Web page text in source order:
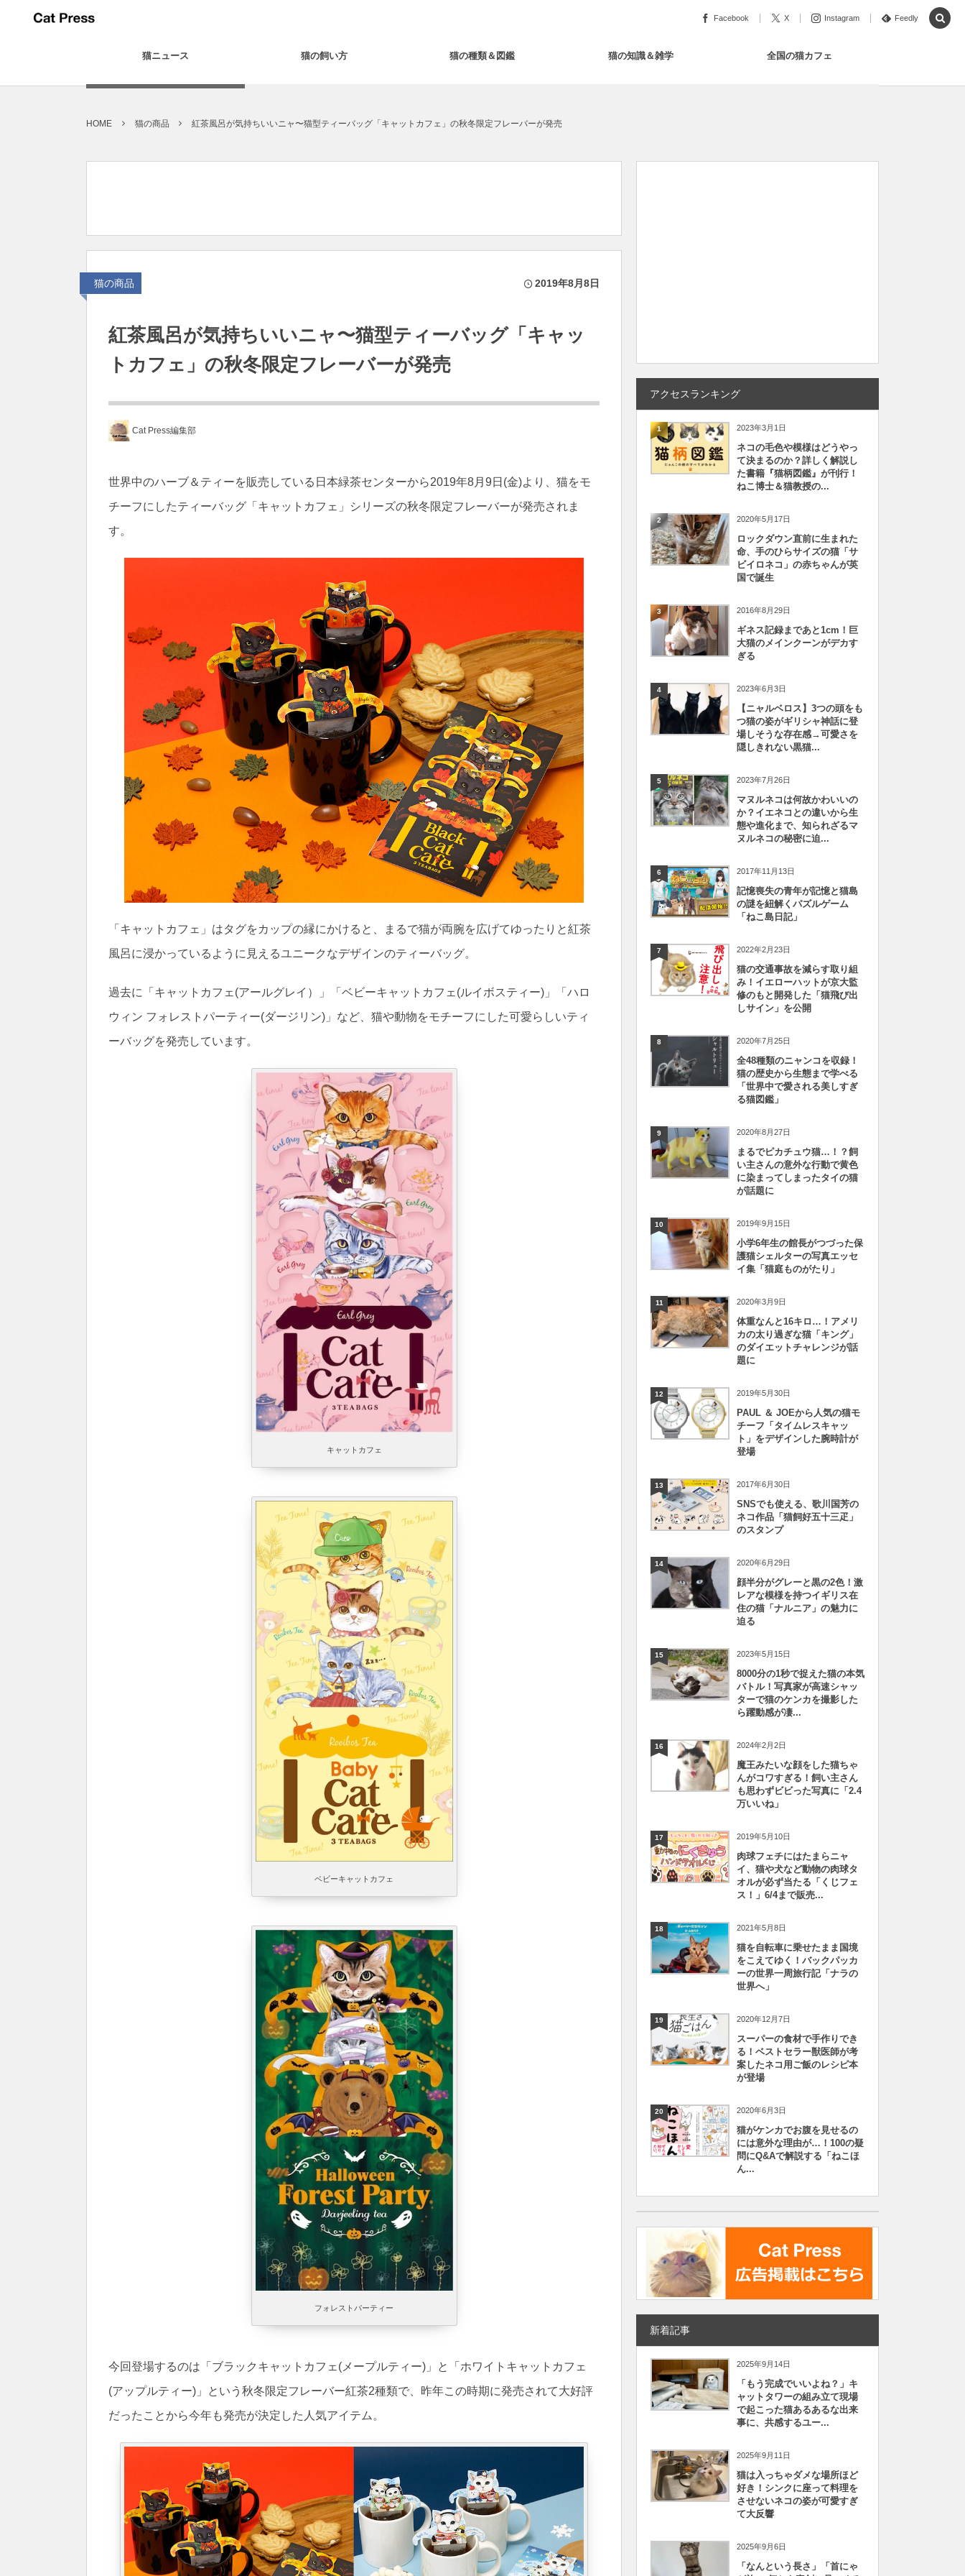
Facebook X Instagram Feedly
猫ニュース 猫の飼い方 猫の種類＆図鑑 猫の知識＆雑学 全国の猫カフェ
HOME 猫の商品 紅茶風呂が気持ちいいニャ〜猫型ティーバッグ「キャットカフェ」の秋冬限定フレーバーが発売
猫の商品 2019年8月8日
紅茶風呂が気持ちいいニャ〜猫型ティーバッグ「キャッ
トカフェ」の秋冬限定フレーバーが発売
Cat Press編集部
世界中のハーブ＆ティーを販売している日本緑茶センターから2019年8月9日(金)より、猫をモ
チーフにしたティーバッグ「キャットカフェ」シリーズの秋冬限定フレーバーが発売されま
す。
「キャットカフェ」はタグをカップの縁にかけると、まるで猫が両腕を広げてゆったりと紅茶
風呂に浸かっているように見えるユニークなデザインのティーバッグ。
過去に「キャットカフェ(アールグレイ）」「ベビーキャットカフェ(ルイボスティー)」「ハロ
ウィン フォレストパーティー(ダージリン)」など、猫や動物をモチーフにした可愛らしいティ
ーバッグを発売しています。
キャットカフェ
ベビーキャットカフェ
フォレストパーティー
今回登場するのは「ブラックキャットカフェ(メープルティー)」と「ホワイトキャットカフェ
(アップルティー)」という秋冬限定フレーバー紅茶2種類で、昨年この時期に発売されて大好評
だったことから今年も発売が決定した人気アイテム。
アクセスランキング
1 2023年3月1日
ネコの毛色や模様はどうやっ
て決まるのか？詳しく解説し
た書籍『猫柄図鑑』が刊行！
ねこ博士＆猫教授の...
2 2020年5月17日
ロックダウン直前に生まれた
命、手のひらサイズの猫「サ
ビイロネコ」の赤ちゃんが英
国で誕生
3 2016年8月29日
ギネス記録まであと1cm！巨
大猫のメインクーンがデカす
ぎる
4 2023年6月3日
【ニャルベロス】3つの頭をも
つ猫の姿がギリシャ神話に登
場しそうな存在感→可愛さを
隠しきれない黒猫...
5 2023年7月26日
マヌルネコは何故かわいいの
か？イエネコとの違いから生
態や進化まで、知られざるマ
ヌルネコの秘密に迫...
6 2017年11月13日
記憶喪失の青年が記憶と猫島
の謎を紐解くパズルゲーム
「ねこ島日記」
7 2022年2月23日
猫の交通事故を減らす取り組
み！イエローハットが京大監
修のもと開発した「猫飛び出
しサイン」を公開
8 2020年7月25日
全48種類のニャンコを収録！
猫の歴史から生態まで学べる
「世界中で愛される美しすぎ
る猫図鑑」
9 2020年8月27日
まるでピカチュウ猫…！？飼
い主さんの意外な行動で黄色
に染まってしまったタイの猫
が話題に
10 2019年9月15日
小学6年生の館長がつづった保
護猫シェルターの写真エッセ
イ集「猫庭ものがたり」
11 2020年3月9日
体重なんと16キロ…！アメリ
カの太り過ぎな猫「キング」
のダイエットチャレンジが話
題に
12 2019年5月30日
PAUL ＆ JOEから人気の猫モ
チーフ「タイムレスキャッ
ト」をデザインした腕時計が
登場
13 2017年6月30日
SNSでも使える、歌川国芳の
ネコ作品「猫飼好五十三疋」
のスタンプ
14 2020年6月29日
顔半分がグレーと黒の2色！激
レアな模様を持つイギリス在
住の猫「ナルニア」の魅力に
迫る
15 2023年5月15日
8000分の1秒で捉えた猫の本気
バトル！写真家が高速シャッ
ターで猫のケンカを撮影した
ら躍動感が凄...
16 2024年2月2日
魔王みたいな顔をした猫ちゃ
んがコワすぎる！飼い主さん
も思わずビビった写真に「2.4
万いいね」
17 2019年5月10日
肉球フェチにはたまらニャ
イ、猫や犬など動物の肉球タ
オルが必ず当たる「くじフェ
ス！」6/4まで販売...
18 2021年5月8日
猫を自転車に乗せたまま国境
をこえてゆく！バックパッカ
ーの世界一周旅行記「ナラの
世界へ」
19 2020年12月7日
スーパーの食材で手作りでき
る！ベストセラー獣医師が考
案したネコ用ご飯のレシピ本
が登場
20 2020年6月3日
猫がケンカでお腹を見せるの
には意外な理由が…！100の疑
問にQ&Aで解説する「ねこほ
ん...
新着記事
2025年9月14日
「もう完成でいいよね？」キ
ャットタワーの組み立て現場
で起こった猫あるあるな出来
事に、共感するユー...
2025年9月11日
猫は入っちゃダメな場所ほど
好き！シンクに座って料理を
させないネコの姿が可愛すぎ
て大反響
2025年9月6日
「なんという長さ」「首にゃ